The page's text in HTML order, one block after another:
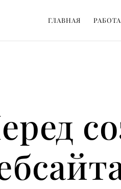
ГЛАВНАЯ РАБОТА